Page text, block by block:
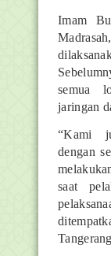
Imam
semua
jaringan
“Kami
dengan
saat